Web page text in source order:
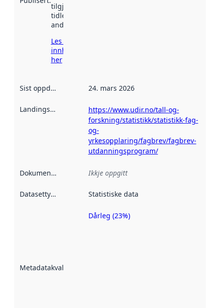
tilgjengeleg
tidlegare
andre stader.
Les meir om
innhenting
her
Sist oppdatert 24. mars 2026
Landingsside
https://www.udir.no/tall-og-
forskning/statistikk/statistikk-fag-
og-
yrkesopplaring/fagbrev/fagbrev-
utdanningsprogram/
Dokumentasjon Ikkje oppgitt
Datasettype Statistiske data
Metadatakvalitet
Metadatakvalitet
Dårleg (23%)